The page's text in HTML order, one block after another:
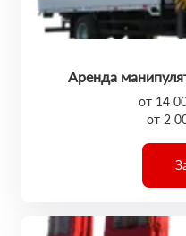
Аренда
от 14
от 2